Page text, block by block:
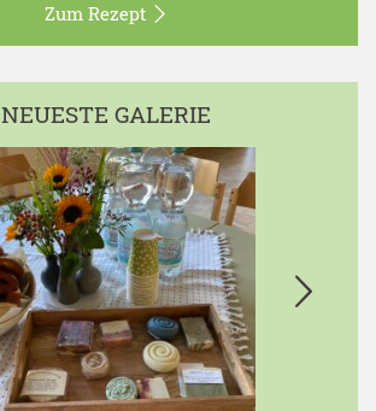
Zum Rezept
NEUESTE GALERIE